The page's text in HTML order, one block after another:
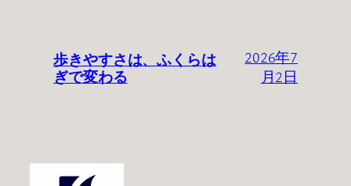
歩きやすさは、ふくらは
ぎで変わる
2026年7
月2日